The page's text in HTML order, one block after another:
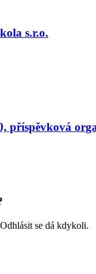
s.r.o.
příspěvková
se dá kdykoli.